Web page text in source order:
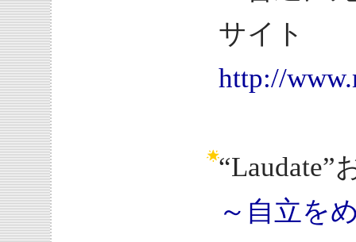
サイト
http://
“Laudate”
～自立を